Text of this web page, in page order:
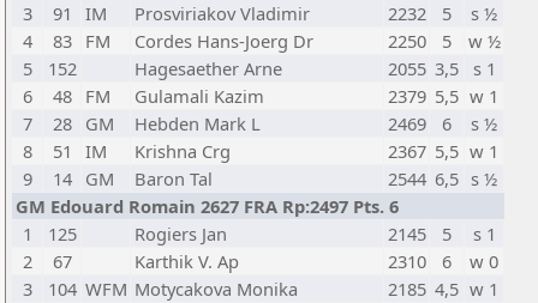
3
91 IM Prosviriakov Vladimir 2232 5
s ½
4
83 FM Cordes Hans-Joerg Dr 2250 5
w ½
5
152 Hagesaether Arne 2055 3,5
s 1
6
48 FM Gulamali Kazim 2379 5,5 w 1
7
28 GM Hebden Mark L 2469 6
s ½
8
51 IM Krishna Crg 2367 5,5 w 1
9
14 GM Baron Tal 2544 6,5 s ½
GM Edouard Romain 2627 FRA Rp:2497 Pts. 6
1
125 Rogiers Jan 2145 5
s 1
2
67 Karthik V. Ap 2310 6
w 0
3
104 WFM Motycakova Monika 2185 4,5 w 1